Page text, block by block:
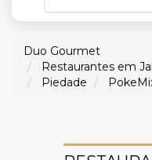
Duo Gourmet
Restaurantes em
Piedade